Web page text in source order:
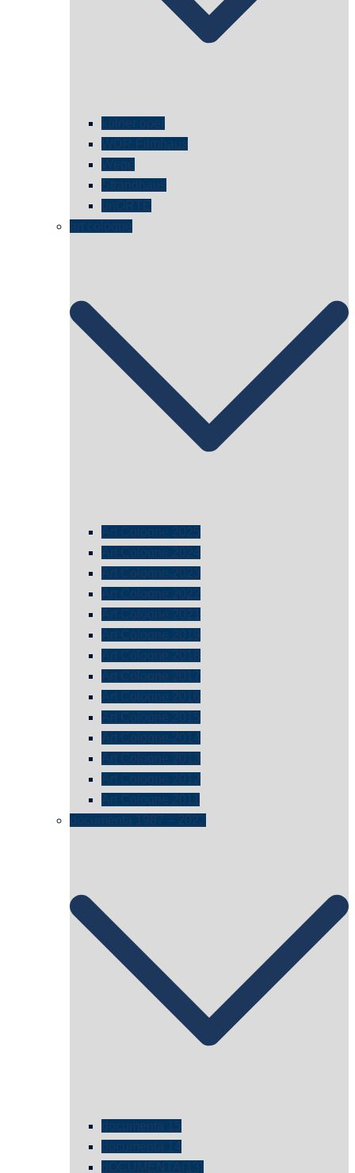
kölner oper
WDR Filmhaus
Wege
Strandhaus
unORTE
art cologne
Art Cologne 2025
Art Cologne 2024
Art Cologne 2023
Art Cologne 2022
Art Cologne 2021
Art Cologne 2019
Art Cologne 2018
Art Cologne 2017
Art Cologne 2016
Art Cologne 2015
Art Cologne 2014
Art Cologne 2013
Art Cologne 2012
Art Cologne 2011
documenta 1987 – 2022
documenta 15
documenta 14
dOCUMENTA(13)